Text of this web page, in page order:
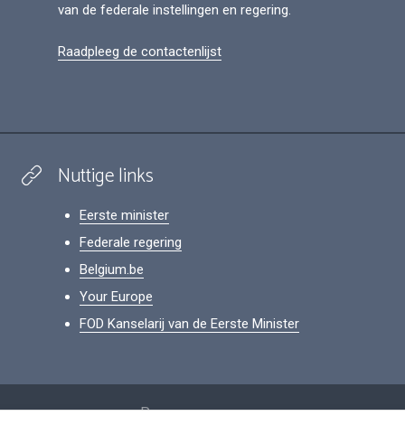
van de federale instellingen en regering.
Raadpleeg de contactenlijst
Nuttige links
Eerste minister
Federale regering
Belgium.be
Your Europe
FOD Kanselarij van de Eerste Minister
Persoonsgegevens